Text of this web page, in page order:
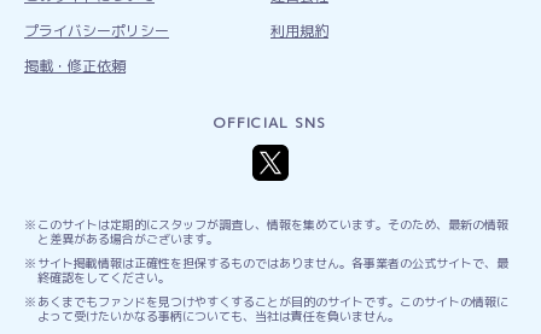
プライバシーポリシー
利用規約
掲載・修正依頼
OFFICIAL SNS
このサイトは定期的にスタッフが調査し、情報を集めています。そのため、最新の情報
と差異がある場合がございます。
サイト掲載情報は正確性を担保するものではありません。各事業者の公式サイトで、最
終確認をしてください。
あくまでもファンドを見つけやすくすることが目的のサイトです。このサイトの情報に
よって受けたいかなる事柄についても、当社は責任を負いません。